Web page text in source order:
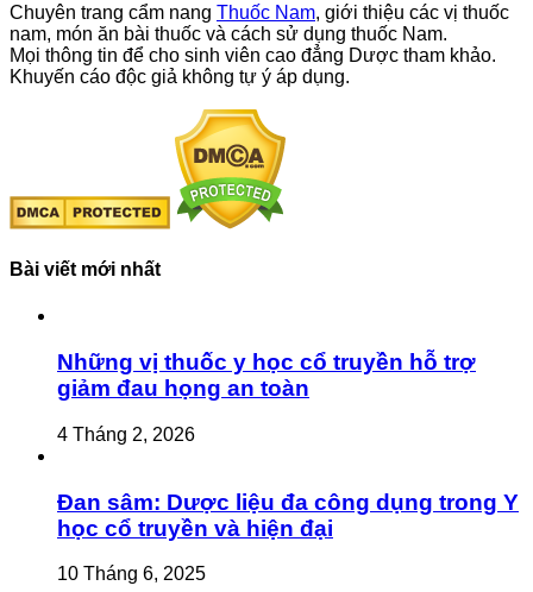
Chuyên trang cẩm nang Thuốc Nam, giới thiệu các vị thuốc
nam, món ăn bài thuốc và cách sử dụng thuốc Nam.
Mọi thông tin để cho sinh viên cao đẳng Dược tham khảo.
Khuyến cáo độc giả không tự ý áp dụng.
Bài viết mới nhất
Những vị thuốc y học cổ truyền hỗ trợ
giảm đau họng an toàn
4 Tháng 2, 2026
Đan sâm: Dược liệu đa công dụng trong Y
học cổ truyền và hiện đại
10 Tháng 6, 2025